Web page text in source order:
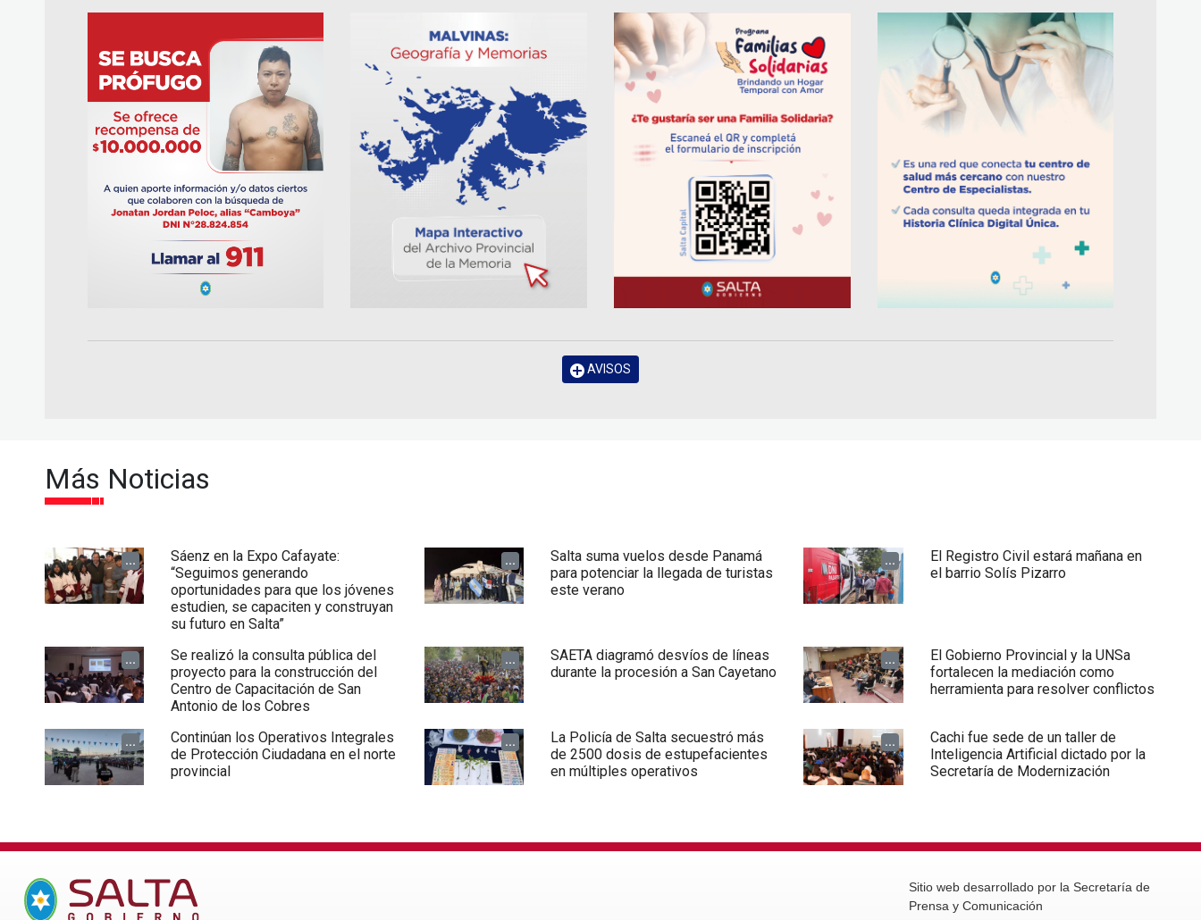
AVISOS
Más Noticias
...
Sáenz en la Expo Cafayate:
“Seguimos generando
oportunidades para que los jóvenes
estudien, se capaciten y construyan
su futuro en Salta”
...
Salta suma vuelos desde Panamá
para potenciar la llegada de turistas
este verano
...
El Registro Civil estará mañana en
el barrio Solís Pizarro
...
Se realizó la consulta pública del
proyecto para la construcción del
Centro de Capacitación de San
Antonio de los Cobres
...
SAETA diagramó desvíos de líneas
durante la procesión a San Cayetano
...
El Gobierno Provincial y la UNSa
fortalecen la mediación como
herramienta para resolver conflictos
...
Continúan los Operativos Integrales
de Protección Ciudadana en el norte
provincial
...
La Policía de Salta secuestró más
de 2500 dosis de estupefacientes
en múltiples operativos
...
Cachi fue sede de un taller de
Inteligencia Artificial dictado por la
Secretaría de Modernización
Sitio web desarrollado por la Secretaría de
Prensa y Comunicación